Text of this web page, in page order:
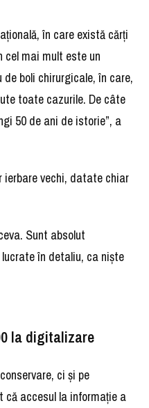
în care există cărți
cel mai mult este un
boli chirurgicale, în care,
toate cazurile. De câte
50 de ani de istorie”, a
ierbare vechi, datate chiar
Sunt absolut
în detaliu, ca niște
la digitalizare
ci și pe
că accesul la informație a